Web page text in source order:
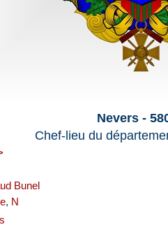
Nevers -
Chef-lieu du
Bunel
, N